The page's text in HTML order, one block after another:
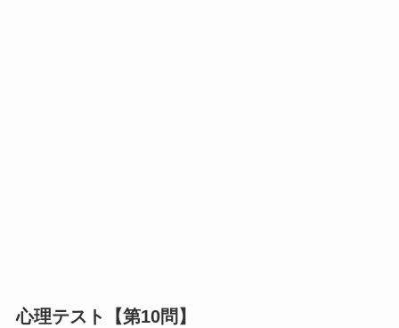
心理テスト【第10問】